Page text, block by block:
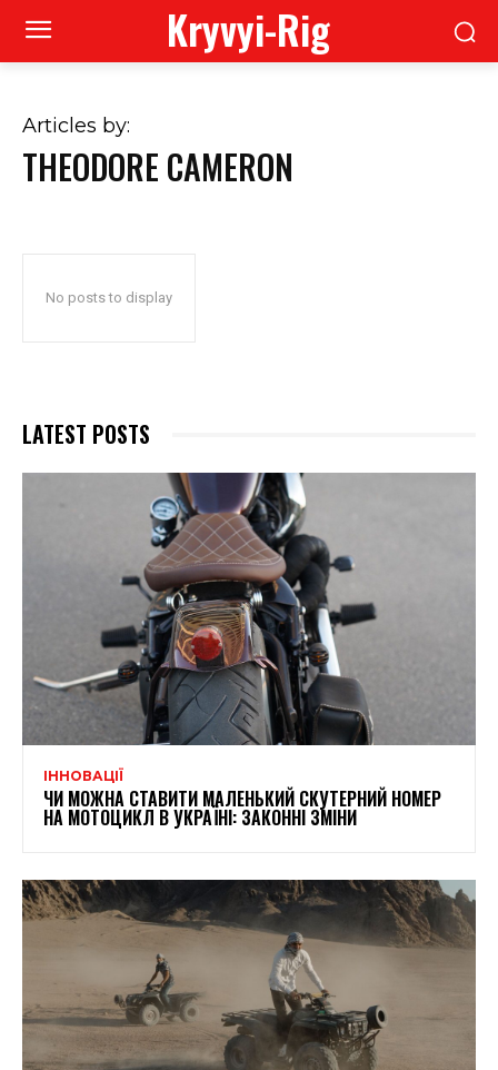
Kryvyi-Rig
Articles by:
THEODORE CAMERON
No posts to display
LATEST POSTS
ІННОВАЦІЇ
ЧИ МОЖНА СТАВИТИ МАЛЕНЬКИЙ СКУТЕРНИЙ НОМЕР
НА МОТОЦИКЛ В УКРАЇНІ: ЗАКОННІ ЗМІНИ